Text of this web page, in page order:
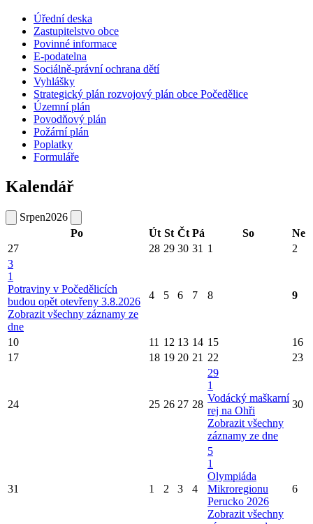
Úřední deska
Zastupitelstvo obce
Povinné informace
E-podatelna
Sociálně-právní ochrana dětí
Vyhlášky
Strategický plán rozvojový plán obce Počedělice
Územní plán
Povodňový plán
Požární plán
Poplatky
Formuláře
Kalendář
Srpen2026
Po
Út St Čt Pá So
Ne
27
28 29 30 31 1
2
3
1
Potraviny v Počedělicích
budou opět otevřeny 3.8.2026
Zobrazit všechny záznamy ze
dne
4 5 6 7 8 9
10 11 12 13 14 15
16
17
18 19 20 21 22 23
24 25 26 27 28
29
1
Vodácký maškarní
rej na Ohři
Zobrazit všechny
záznamy ze dne
30
31 1 2 3 4
5
1
Olympiáda
Mikroregionu
Perucko 2026
Zobrazit všechny
6